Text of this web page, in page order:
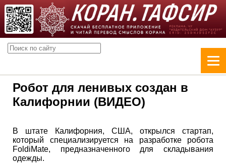
Робот для ленивых создан в
Калифорнии (ВИДЕО)
В штате Калифорния, США, открылся стартап,
который специализируется на разработке робота
FoldiMate, предназначенного для складывания
одежды.